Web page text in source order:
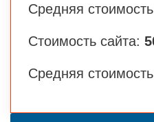
Средняя
Стоимость сайта:
Средняя